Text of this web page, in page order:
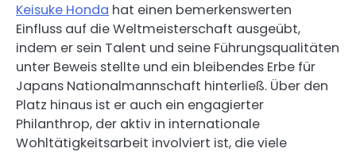
Keisuke Honda hat einen bemerkenswerten
Einfluss auf die Weltmeisterschaft ausgeübt,
indem er sein Talent und seine Führungsqualitäten
unter Beweis stellte und ein bleibendes Erbe für
Japans Nationalmannschaft hinterließ. Über den
Platz hinaus ist er auch ein engagierter
Philanthrop, der aktiv in internationale
Wohltätigkeitsarbeit involviert ist, die viele